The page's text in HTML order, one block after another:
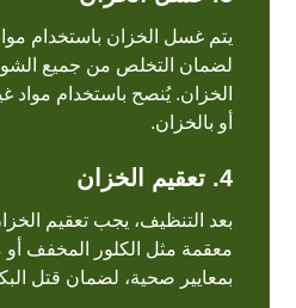
يتم غسل الخزان باستخدام
لضمان التخلص من جميع
الخزان. يُنصح باستخدام مواد
أو بالخزان.
4. تعقيم الخزان
بعد التنظيف، يجب تعقيم
معقمة مثل الكلور المخفف أو
بمعايير صحية، لضمان قتل